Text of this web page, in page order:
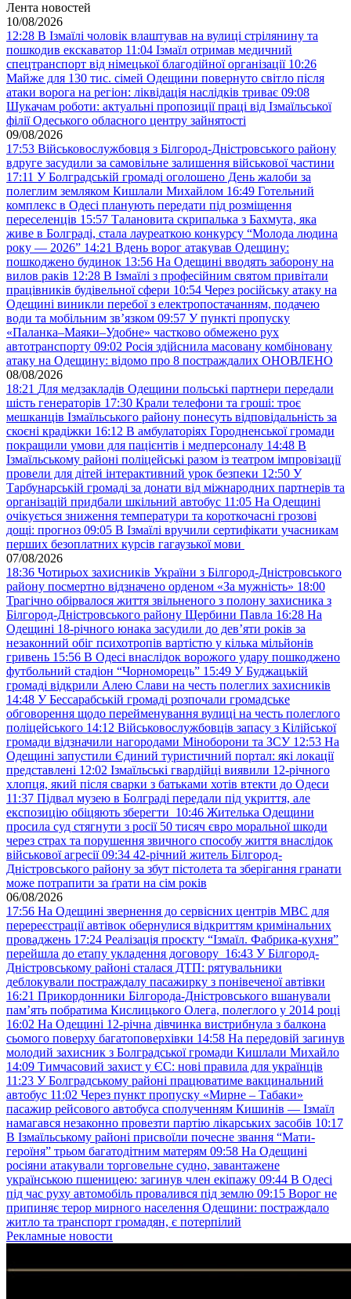
Лента новостей
10/08/2026
12:28 В Ізмаїлі чоловік влаштував на вулиці стрілянину та
пошкодив екскаватор 11:04 Ізмаїл отримав медичний
спецтранспорт від німецької благодійної організації 10:26
Майже для 130 тис. сімей Одещини повернуто світло після
атаки ворога на регіон: ліквідація наслідків триває 09:08
Шукачам роботи: актуальні пропозиції праці від Ізмаїльської
філії Одеського обласного центру зайнятості
09/08/2026
17:53 Військовослужбовця з Білгород-Дністровського району
вдруге засудили за самовільне залишення військової частини
17:11 У Болградській громаді оголошено День жалоби за
полеглим земляком Кишлали Михайлом 16:49 Готельний
комплекс в Одесі планують передати під розміщення
переселенців 15:57 Талановита скрипалька з Бахмута, яка
живе в Болграді, стала лауреаткою конкурсу “Молода людина
року — 2026” 14:21 Вдень ворог атакував Одещину:
пошкоджено будинок 13:56 На Одещині вводять заборону на
вилов раків 12:28 В Ізмаїлі з професійним святом привітали
працівників будівельної сфери 10:54 Через російську атаку на
Одещині виникли перебої з електропостачанням, подачею
води та мобільним звʼязком 09:57 У пункті пропуску
«Паланка–Маяки–Удобне» частково обмежено рух
автотранспорту 09:02 Росія здійснила масовану комбіновану
атаку на Одещину: відомо про 8 постраждалих ОНОВЛЕНО
08/08/2026
18:21 Для медзакладів Одещини польські партнери передали
шість генераторів 17:30 Крали телефони та гроші: троє
мешканців Ізмаїльського району понесуть відповідальність за
скоєні крадіжки 16:12 В амбулаторіях Городненської громади
покращили умови для пацієнтів і медперсоналу 14:48 В
Ізмаїльському районі поліцейські разом із театром імпровізації
провели для дітей інтерактивний урок безпеки 12:50 У
Тарбунарській громаді за донати від міжнародних партнерів та
організацій придбали шкільний автобус 11:05 На Одещині
очікується зниження температури та короткочасні грозові
дощі: прогноз 09:05 В Ізмаїлі вручили сертифікати учасникам
перших безоплатних курсів гагаузької мови
07/08/2026
18:36 Чотирьох захисників України з Білгород-Дністровського
району посмертно відзначено орденом «За мужність» 18:00
Трагічно обірвалося життя звільненого з полону захисника з
Білгород-Дністровського району Щербини Павла 16:28 На
Одещині 18-річного юнака засудили до дев’яти років за
незаконний обіг психотропів вартістю у кілька мільйонів
гривень 15:56 В Одесі внаслідок ворожого удару пошкоджено
футбольний стадіон “Чорноморець” 15:49 У Буджацькій
громаді відкрили Алею Слави на честь полеглих захисників
14:48 У Бессарабській громаді розпочали громадське
обговорення щодо перейменування вулиці на честь полеглого
поліцейського 14:12 Військовослужбовців запасу з Кілійської
громади відзначили нагородами Міноборони та ЗСУ 12:53 На
Одещині запустили Єдиний туристичний портал: які локації
представлені 12:02 Ізмаїльські гвардійці виявили 12-річного
хлопця, який після сварки з батьками хотів втекти до Одеси
11:37 Підвал музею в Болграді передали під укриття, але
експозицію обіцяють зберегти 10:46 Жителька Одещини
просила суд стягнути з росії 50 тисяч євро моральної шкоди
через страх та порушення звичного способу життя внаслідок
військової агресії 09:34 42-річний житель Білгород-
Дністровського району за збут пістолета та зберігання гранати
може потрапити за ґрати на сім років
06/08/2026
17:56 На Одещині звернення до сервісних центрів МВС для
перереєстрації автівок обернулися відкриттям кримінальних
проваджень 17:24 Реалізація проєкту “Ізмаїл. Фабрика-кухня”
перейшла до етапу укладення договору 16:43 У Білгород-
Дністровському районі сталася ДТП: рятувальники
деблокували постраждалу пасажирку з понівеченої автівки
16:21 Прикордонники Білгорода-Дністровського вшанували
пам’ять побратима Кислицького Олега, полеглого у 2014 році
16:02 На Одещині 12-річна дівчинка вистрибнула з балкона
сьомого поверху багатоповерхівки 14:58 На передовій загинув
молодий захисник з Болградської громади Кишлали Михайло
14:09 Тимчасовий захист у ЄС: нові правила для українців
11:23 У Болградському районі працюватиме вакцинальний
автобус 11:02 Через пункт пропуску «Мирне – Табаки»
пасажир рейсового автобуса сполученням Кишинів — Ізмаїл
намагався незаконно провезти партію лікарських засобів 10:17
В Ізмаїльському районі присвоїли почесне звання “Мати-
героїня” трьом багатодітним матерям 09:58 На Одещині
росіяни атакували торговельне судно, завантажене
українською пшеницею: загинув член екіпажу 09:44 В Одесі
під час руху автомобіль провалився під землю 09:15 Ворог не
припиняє терор мирного населення Одещини: постраждало
житло та транспорт громадян, є потерпілий
Рекламные новости